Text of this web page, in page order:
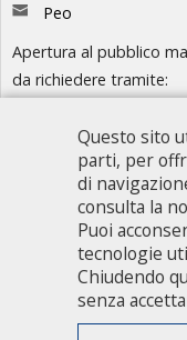
Peo
Apertura al pubblico
da richiedere tramite:
- Numero Verde:
Consulta
Accedi agli atti
Guida pratica ai
Città metropolitana di
Questo sito
parti, per
di
consulta la
Puoi
tecnologie
Chiudendo
senza